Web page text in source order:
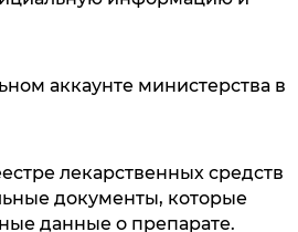
аккаунте министерства в
лекарственных средств
документы, которые
данные о препарате.